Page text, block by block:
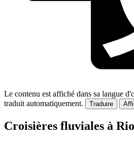
Le contenu est affiché dans sa langue
traduit automatiquement.
Traduire
Croisières fluviales à